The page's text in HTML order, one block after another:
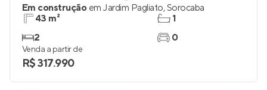
Em construção em Jardim Pagliato,Sorocaba
43 m²
2
1
0
Venda a partir de
R$ 317.990